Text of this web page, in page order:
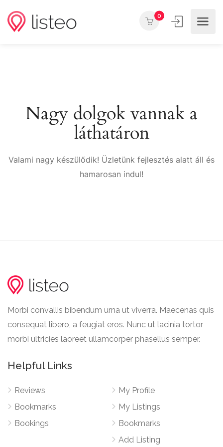
0
Nagy dolgok vannak a
láthatáron
Valami nagy készülődik! Üzletünk fejlesztés alatt áll és
hamarosan indul!
Morbi convallis bibendum urna ut viverra. Maecenas quis
consequat libero, a feugiat eros. Nunc ut lacinia tortor
morbi ultricies laoreet ullamcorper phasellus semper.
Helpful Links
Reviews
Bookmarks
Bookings
My Profile
My Listings
Bookmarks
Add Listing